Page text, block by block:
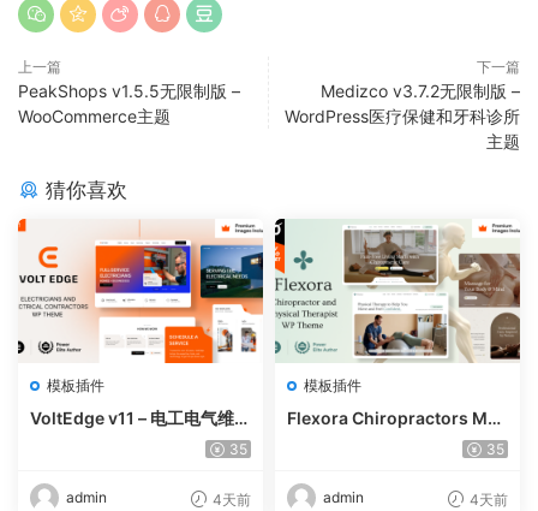
上一篇
PeakShops v1.5.5无限制版 –
WooCommerce主题
下一篇
Medizco v3.7.2无限制版 –
WordPress医疗保健和牙科诊所
主题
猜你喜欢
模板插件
VoltEdge v11 – 电工电气维修
35
admin 4天前
模板插件
Flexora Chiropractors Mes
sage and Physical Therapi
35
admin 4天前